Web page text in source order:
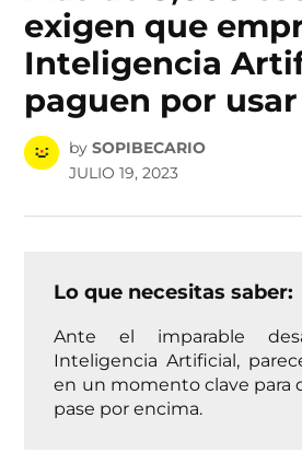
exigen que
Inteligencia
paguen por
by SOPIBECARIO
JULIO 19, 2023
Lo que necesitas saber:
Ante el imparable
Inteligencia Artificial,
en un momento clave para
pase por encima.